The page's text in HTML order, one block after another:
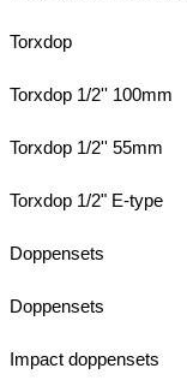
Torxdop
Torxdop 1/2'' 100mm
Torxdop 1/2'' 55mm
Torxdop 1/2" E-type
Doppensets
Doppensets
Impact doppensets